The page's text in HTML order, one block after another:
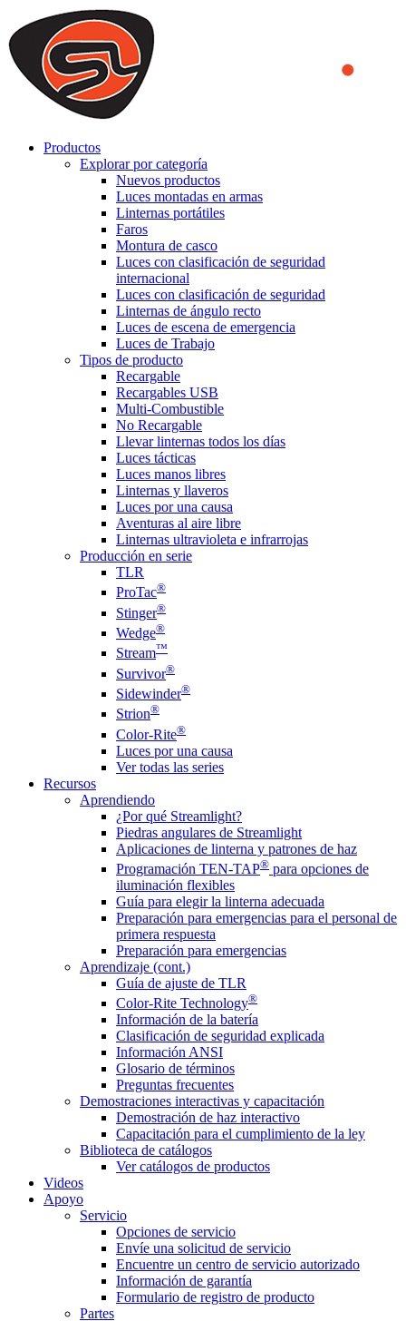
We use cookies to ensure that we provide you the best experience
on our website. By continuing to browse this website, you accept
that cookies are used to help us analyze how the website is used and
to offer you a better experience. To learn more or to find out how
you can disable cookies, you can access our
Productos
Explorar por categoría
Nuevos productos
Luces montadas en armas
Linternas portátiles
Faros
Montura de casco
Luces con clasificación de seguridad
internacional
Luces con clasificación de seguridad
Linternas de ángulo recto
Luces de escena de emergencia
Luces de Trabajo
Tipos de producto
Recargable
Recargables USB
Multi-Combustible
No Recargable
Llevar linternas todos los días
Luces tácticas
Luces manos libres
Linternas y llaveros
Luces por una causa
Aventuras al aire libre
Linternas ultravioleta e infrarrojas
Producción en serie
TLR
ProTac®
Stinger®
Wedge®
Stream™
Survivor®
Sidewinder®
Strion®
Color-Rite®
Luces por una causa
Ver todas las series
Recursos
Aprendiendo
¿Por qué Streamlight?
Piedras angulares de Streamlight
Aplicaciones de linterna y patrones de haz
Programación TEN-TAP® para opciones de
iluminación flexibles
Guía para elegir la linterna adecuada
Preparación para emergencias para el personal de
primera respuesta
Preparación para emergencias
Aprendizaje (cont.)
Guía de ajuste de TLR
Color-Rite Technology®
Información de la batería
Clasificación de seguridad explicada
Información ANSI
Glosario de términos
Preguntas frecuentes
Demostraciones interactivas y capacitación
Demostración de haz interactivo
Capacitación para el cumplimiento de la ley
Biblioteca de catálogos
Ver catálogos de productos
Videos
Apoyo
Servicio
Opciones de servicio
Envíe una solicitud de servicio
Encuentre un centro de servicio autorizado
Información de garantía
Formulario de registro de producto
Partes